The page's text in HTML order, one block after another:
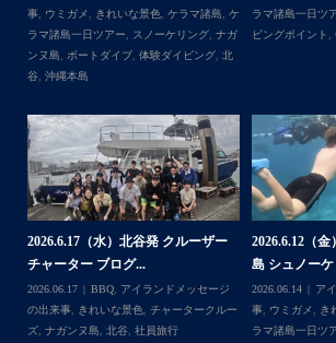
また来年も社員旅行で沖縄へいらっしゃる
くださいね！！
...
事, 台風
事,きれいな景色
一日ツアー ,ス
2026.7.28（火） 北谷発 ケラマ諸
島 体験ダイビング...
2026.07.30
アイランドメッセージの出来
事,ウミウシ ,きれいな景色, ケラマ諸島,ケ
ラマ諸島一日ツアー,スノーケリング, 体験
ダイビング,北谷
2026.7.23 北
験ダイビング